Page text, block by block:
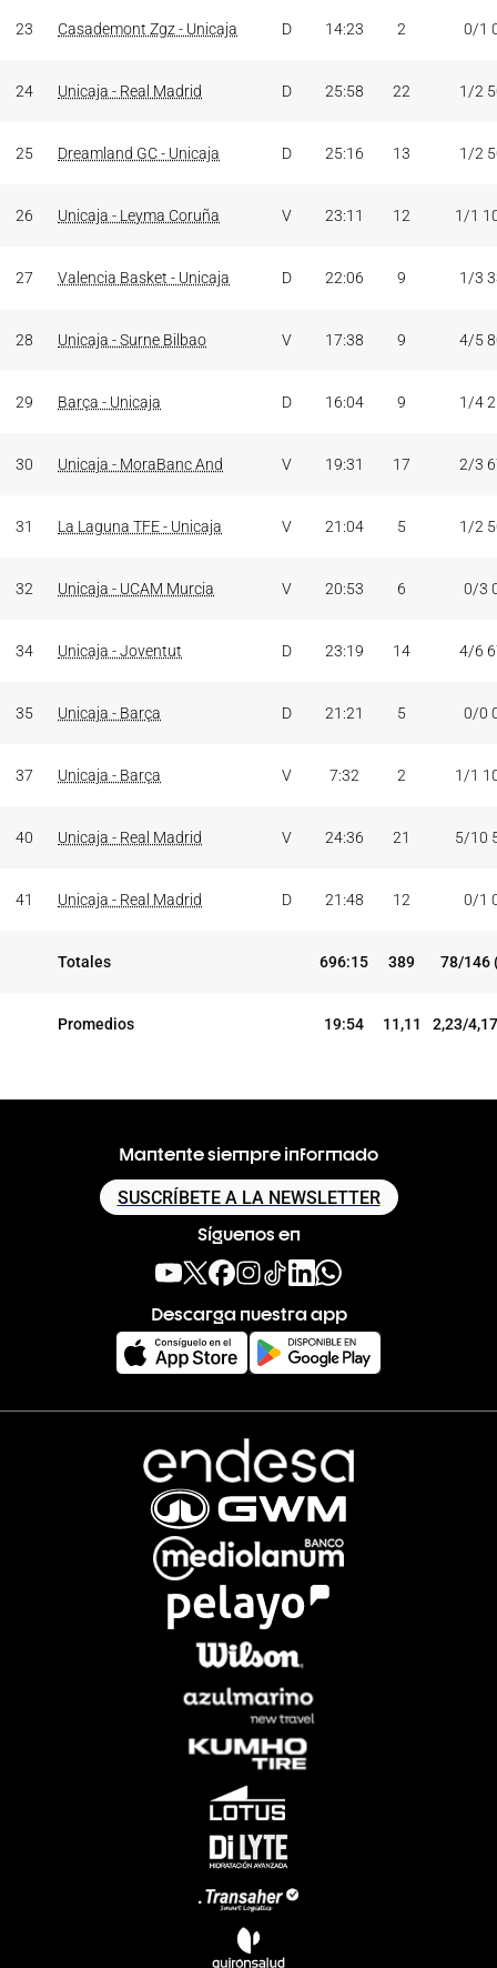
23 Casademont Zgz - Unicaja D 14:23 2 0/1
24 Unicaja - Real Madrid D 25:58 22 1/2
25 Dreamland GC - Unicaja D 25:16 13 1/2
26 Unicaja - Leyma Coruña V 23:11 12 1/1
27 Valencia Basket - Unicaja D 22:06 9 1/3
28 Unicaja - Surne Bilbao V 17:38 9 4/5
29 Barça - Unicaja D 16:04 9 1/4
30 Unicaja - MoraBanc And V 19:31 17 2/3
31 La Laguna TFE - Unicaja V 21:04 5 1/2
32 Unicaja - UCAM Murcia V 20:53 6 0/3
34 Unicaja - Joventut D 23:19 14 4/6
35 Unicaja - Barça D 21:21 5 0/0
37 Unicaja - Barça V 7:32 2 1/1
40 Unicaja - Real Madrid V 24:36 21 5/10
41 Unicaja - Real Madrid D 21:48 12 0/1
Totales 696:15 389 78/146
Promedios 19:54 11,11 2,23/
Mantente siempre informado
SUSCRÍBETE A LA NEWSLETTER
Síguenos en
Descarga nuestra app